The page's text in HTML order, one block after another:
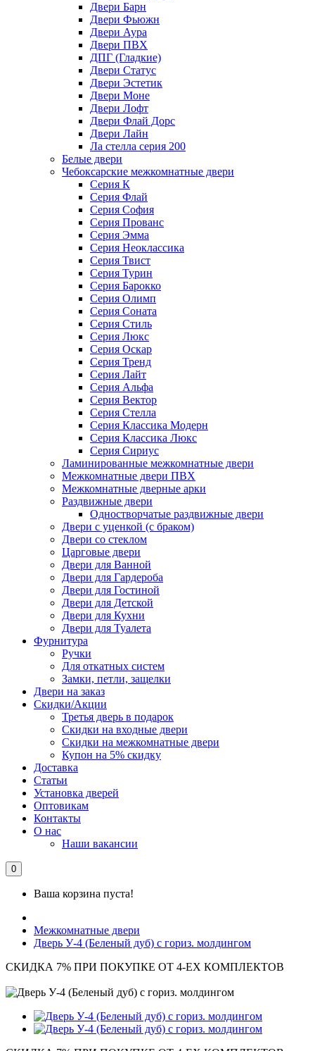
Двери Барн
Двери Фьюжн
Двери Аура
Двери ПВХ
ДПГ (Гладкие)
Двери Статус
Двери Эстетик
Двери Моне
Двери Лофт
Двери Флай Дорс
Двери Лайн
Ла стелла серия 200
Белые двери
Чебоксарские межкомнатные двери
Серия К
Серия Флай
Серия София
Серия Прованс
Серия Эмма
Серия Неоклассика
Серия Твист
Серия Турин
Серия Барокко
Серия Олимп
Серия Соната
Серия Стиль
Серия Люкс
Серия Оскар
Серия Тренд
Серия Лайт
Серия Альфа
Серия Вектор
Серия Стелла
Серия Классика Модерн
Серия Классика Люкс
Серия Сириус
Ламинированные межкомнатные двери
Межкомнатные двери ПВХ
Межкомнатные дверные арки
Раздвижные двери
Одностворчатые раздвижные двери
Двери с уценкой (с браком)
Двери со стеклом
Царговые двери
Двери для Ванной
Двери для Гардероба
Двери для Гостиной
Двери для Детской
Двери для Кухни
Двери для Туалета
Фурнитура
Ручки
Для откатных систем
Замки, петли, защелки
Двери на заказ
Скидки/Акции
Третья дверь в подарок
Скидки на входные двери
Скидки на межкомнатные двери
Купон на 5% скидку
Доставка
Статьи
Установка дверей
Оптовикам
Контакты
О нас
Наши вакансии
0
Ваша корзина пуста!
Межкомнатные двери
Дверь У-4 (Беленый дуб) с гориз. молдингом
СКИДКА 7% ПРИ ПОКУПКЕ ОТ 4-ЕХ КОМПЛЕКТОВ